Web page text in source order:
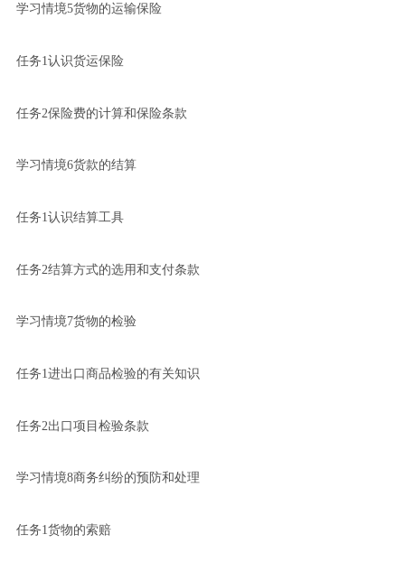
学习情境5货物的运输保险
任务1认识货运保险
任务2保险费的计算和保险条款
学习情境6货款的结算
任务1认识结算工具
任务2结算方式的选用和支付条款
学习情境7货物的检验
任务1进出口商品检验的有关知识
任务2出口项目检验条款
学习情境8商务纠纷的预防和处理
任务1货物的索赔